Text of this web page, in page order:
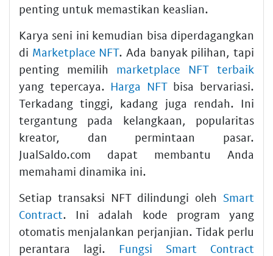
penting untuk memastikan keaslian.
Karya seni ini kemudian bisa diperdagangkan
di Marketplace NFT. Ada banyak pilihan, tapi
penting memilih marketplace NFT terbaik
yang tepercaya. Harga NFTbisa bervariasi.
Terkadang tinggi, kadang juga rendah. Ini
tergantung pada kelangkaan, popularitas
kreator, dan permintaan pasar.
JualSaldo.com dapat membantu Anda
memahami dinamika ini.
Setiap transaksi NFT dilindungi oleh Smart
Contract. Ini adalah kode program yang
otomatis menjalankan perjanjian. Tidak perlu
perantara lagi. Fungsi Smart Contract